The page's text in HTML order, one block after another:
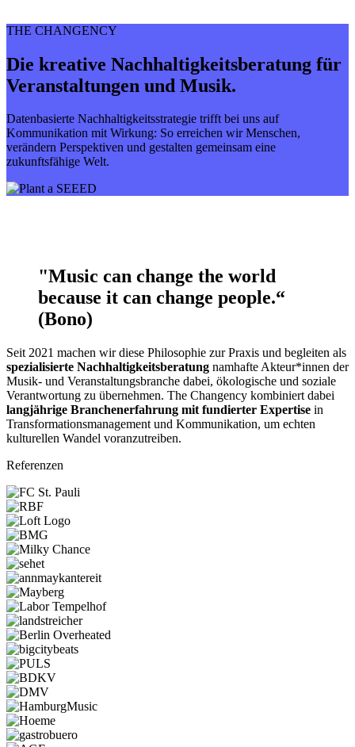
THE CHANGENCY
Die kreative Nachhaltigkeitsberatung für
Veranstaltungen und Musik.
Datenbasierte Nachhaltigkeitsstrategie trifft bei uns auf
Kommunikation mit Wirkung: So erreichen wir Menschen,
verändern Perspektiven und gestalten gemeinsam eine
zukunftsfähige Welt.
"Music can change the world
because it can change people.“
(Bono)
Seit 2021 machen wir diese Philosophie zur Praxis und begleiten als
spezialisierte Nachhaltigkeitsberatung namhafte Akteur*innen der
Musik- und Veranstaltungsbranche dabei, ökologische und soziale
Verantwortung zu übernehmen. The Changency kombiniert dabei
langjährige Branchenerfahrung mit fundierter Expertise in
Transformationsmanagement und Kommunikation, um echten
kulturellen Wandel voranzutreiben.
Referenzen